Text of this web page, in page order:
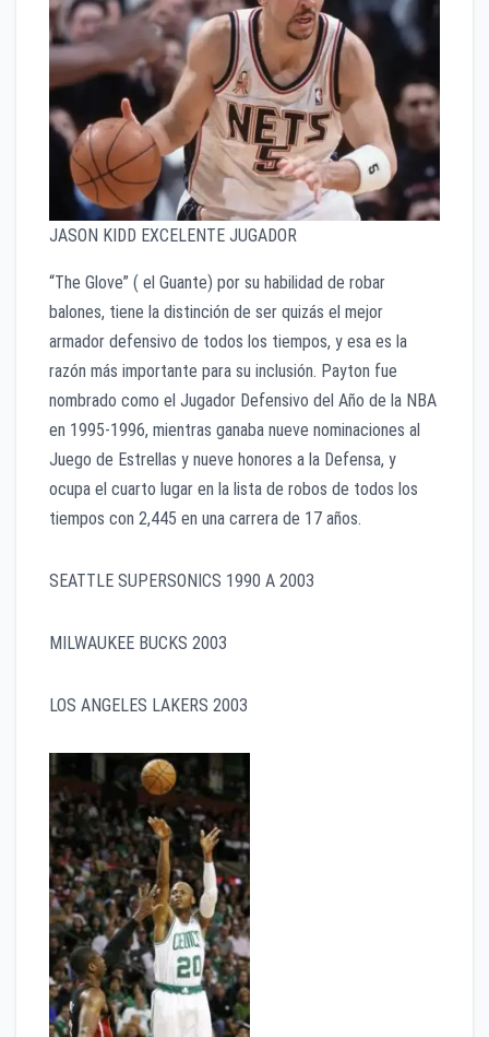
JASON KIDD EXCELENTE JUGADOR
“The Glove” ( el Guante) por su habilidad de robar
balones, tiene la distinción de ser quizás el mejor
armador defensivo de todos los tiempos, y esa es la
razón más importante para su inclusión. Payton fue
nombrado como el Jugador Defensivo del Año de la NBA
en 1995-1996, mientras ganaba nueve nominaciones al
Juego de Estrellas y nueve honores a la Defensa, y
ocupa el cuarto lugar en la lista de robos de todos los
tiempos con 2,445 en una carrera de 17 años.
SEATTLE SUPERSONICS 1990 A 2003
MILWAUKEE BUCKS 2003
LOS ANGELES LAKERS 2003